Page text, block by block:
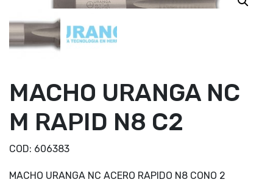
MACHO URANGA NC
M RAPID N8 C2
COD: 606383
MACHO URANGA NC ACERO RAPIDO N8 CONO 2